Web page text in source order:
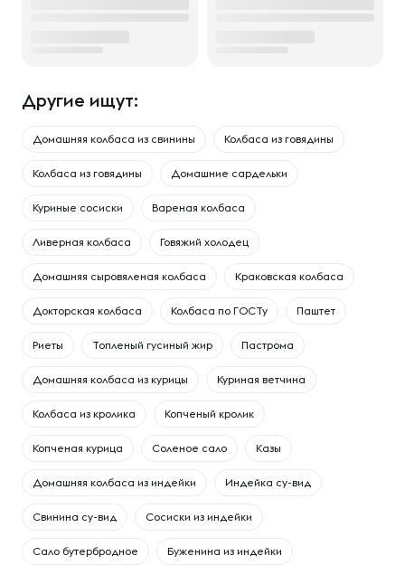
Другие ищут:
Домашняя колбаса из свинины Колбаса из говядины
Колбаса из говядины Домашние сардельки
Куриные сосиски Вареная колбаса
Ливерная колбаса Говяжий холодец
Домашняя сыровяленая колбаса Краковская колбаса
Докторская колбаса Колбаса по ГОСТу Паштет
Риеты Топленый гусиный жир Пастрома
Домашняя колбаса из курицы Куриная ветчина
Колбаса из кролика Копченый кролик
Копченая курица Соленое сало Казы
Домашняя колбаса из индейки Индейка су-вид
Свинина су-вид Сосиски из индейки
Сало бутербродное Буженина из индейки